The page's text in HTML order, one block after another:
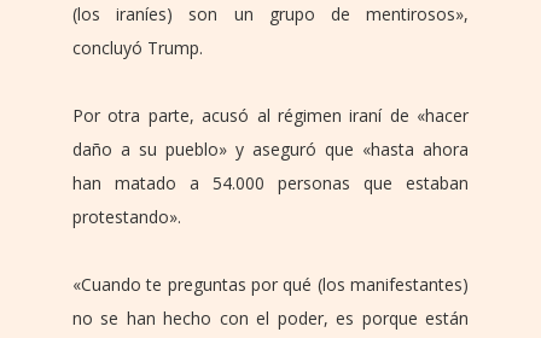
(los iraníes) son un grupo de mentirosos»,
concluyó Trump.
Por otra parte, acusó al régimen iraní de «hacer
daño a su pueblo» y aseguró que «hasta ahora
han matado a 54.000 personas que estaban
protestando».
«Cuando te preguntas por qué (los manifestantes)
no se han hecho con el poder, es porque están